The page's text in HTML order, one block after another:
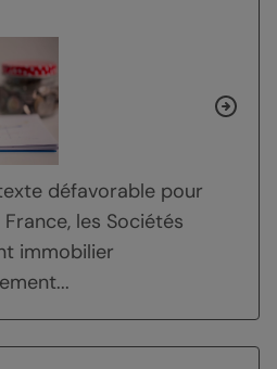
défavorable pour
les Sociétés
immobilier